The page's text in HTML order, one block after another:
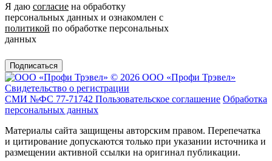
Я даю согласие на обработку
персональных данных и ознакомлен с
политикой по обработке персональных
данных
Подписаться
© 2026 ООО «Профи Трэвeл»
Свидетельство о регистрации
СМИ №ФС 77-71742 Пользовательское соглашение Обработка
персональных данных
Материалы сайта защищены авторским правом. Перепечатка
и цитирование допускаются только при указании источника и
размещении активной ссылки на оригинал публикации.